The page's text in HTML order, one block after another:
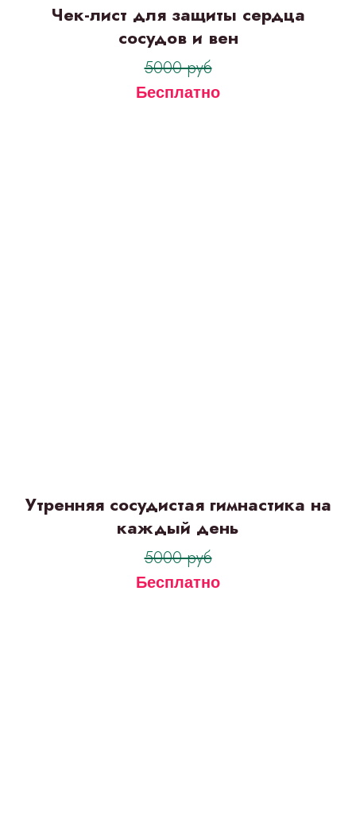
Чек-лист для защиты сердца
сосудов и вен
5000 руб
Бесплатно
Утренняя сосудистая гимнастика на
каждый день
5000 руб
Бесплатно